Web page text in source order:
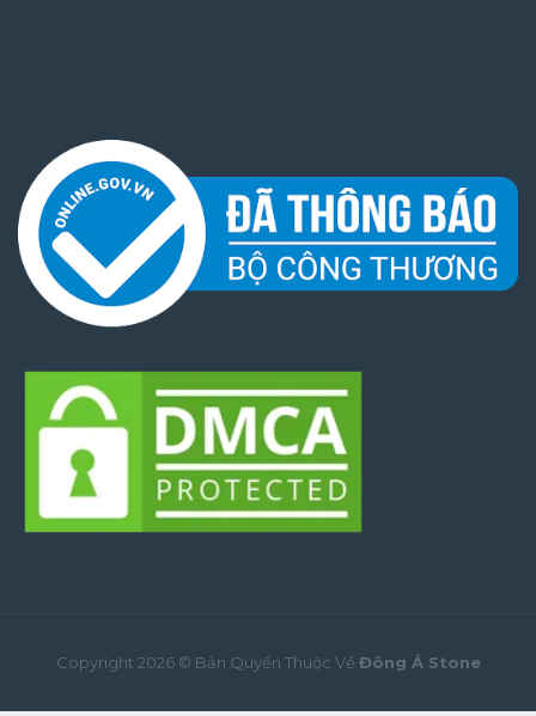
Copyright 2026 © Bản Quyền Thuộc Về Đông Á Stone